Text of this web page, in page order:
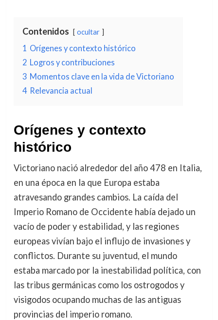
Contenidos ocultar
1 Orígenes y contexto histórico
2 Logros y contribuciones
3 Momentos clave en la vida de Victoriano
4 Relevancia actual
Orígenes y contexto
histórico
Victoriano nació alrededor del año 478 en Italia,
en una época en la que Europa estaba
atravesando grandes cambios. La caída del
Imperio Romano de Occidente había dejado un
vacío de poder y estabilidad, y las regiones
europeas vivían bajo el influjo de invasiones y
conflictos. Durante su juventud, el mundo
estaba marcado por la inestabilidad política, con
las tribus germánicas como los ostrogodos y
visigodos ocupando muchas de las antiguas
provincias del imperio romano.